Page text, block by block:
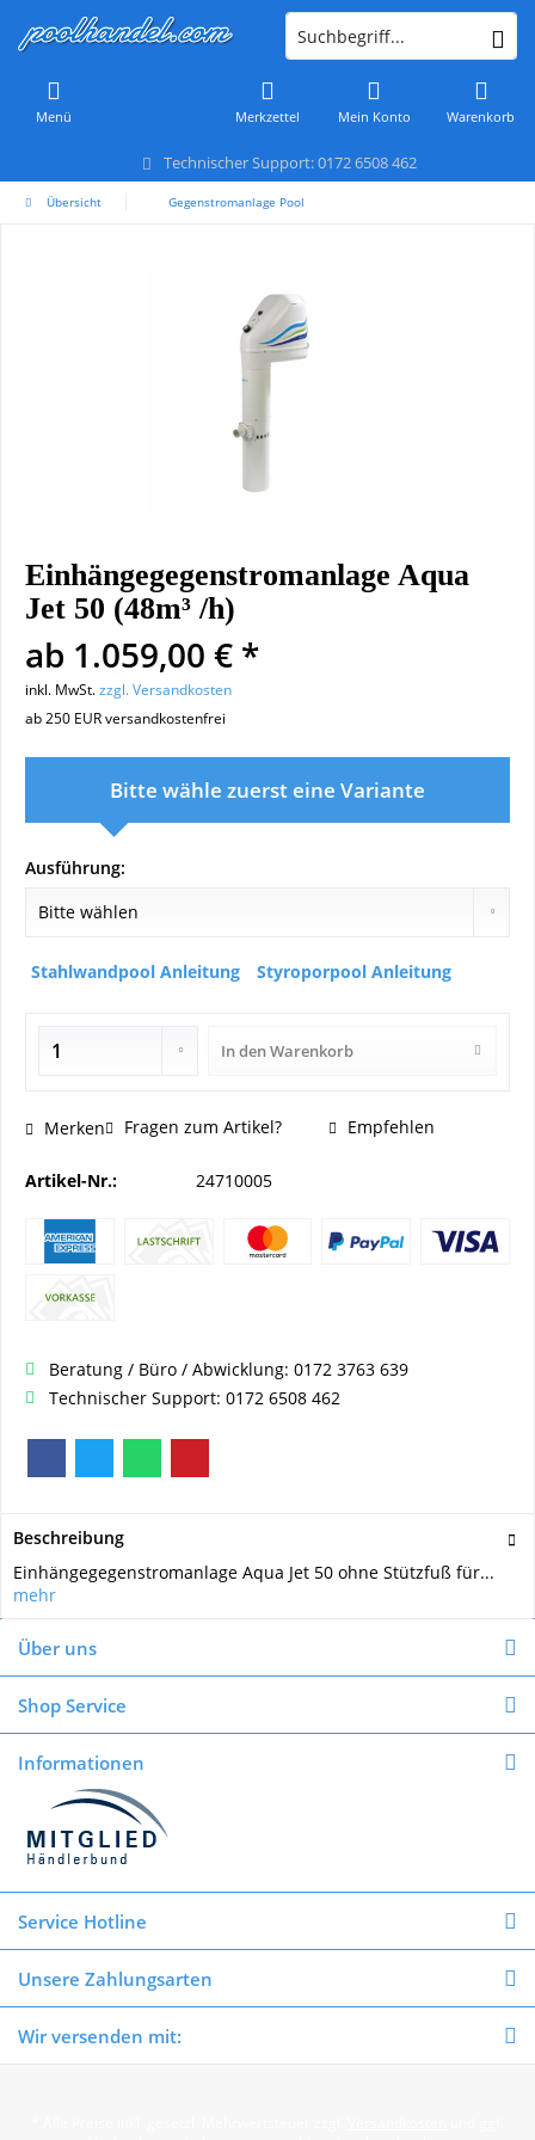
Technischer Support: 0172 6508 462
Menü Warenkorb
Merkzettel Mein Konto
Übersicht Gegenstromanlage Pool
Einhängegegenstromanlage Aqua
Jet 50 (48m³ /h)
ab 1.059,00 € *
inkl. MwSt.zzgl. Versandkosten
ab 250 EUR versandkostenfrei
Bitte wähle zuerst eine Variante
Ausführung:
Stahlwandpool Anleitung Styroporpool Anleitung
In denWarenkorb
Merken Fragen zum Artikel? Empfehlen
Artikel-Nr.: 24710005
Beratung / Büro / Abwicklung: 0172 3763 639
Technischer Support: 0172 6508 462
Beschreibung
Einhängegegenstromanlage Aqua Jet 50 ohne Stützfuß für...
mehr
Über uns
Shop Service
Informationen
Service Hotline
Unsere Zahlungsarten
Wir versenden mit: